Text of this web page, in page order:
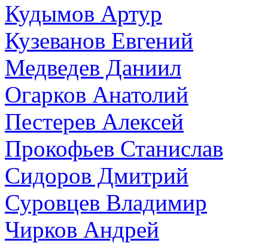
Кудымов Артур
Кузеванов Евгений
Медведев Даниил
Огарков Анатолий
Пестерев Алексей
Прокофьев Станислав
Сидоров Дмитрий
Суровцев Владимир
Чирков Андрей